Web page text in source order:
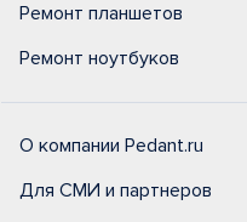
Ремонт планшетов
Ремонт ноутбуков
О компании Pedant.ru
Для СМИ и партнеров